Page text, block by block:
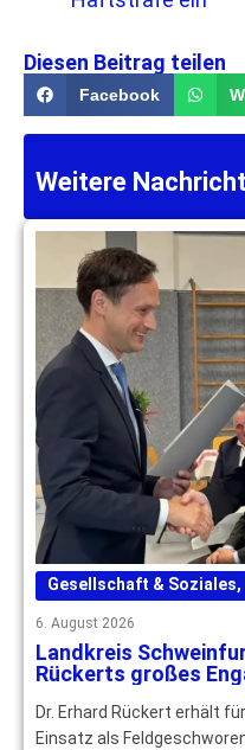
Diesen Beitrag teilen
Facebook
Weitere
Gesellschaft & Soziales,
6. August 2026
Landkreis
Rückerts großes
Dr. Erhard Rückert erhält
Einsatz als